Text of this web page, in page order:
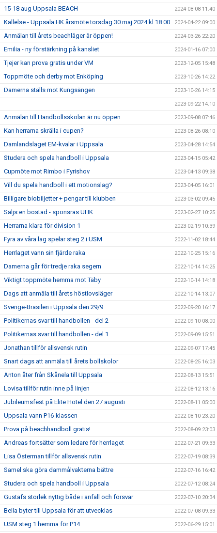
15-18 aug Uppsala BEACH 2024-08-08 11:40
Kallelse - Uppsala HK årsmöte torsdag 30 maj 2024 kl 18.00 2024-04-22 09:00
Anmälan till årets beachläger är öppen! 2024-03-26 22:20
Emilia - ny förstärkning på kansliet 2024-01-16 07:00
Tjejer kan prova gratis under VM 2023-12-05 15:48
Toppmöte och derby mot Enköping 2023-10-26 14:22
Damerna ställs mot Kungsängen 2023-10-26 14:15
2023-09-22 14:10
Anmälan till Handbollsskolan är nu öppen 2023-09-08 07:46
Kan herrarna skrälla i cupen? 2023-08-26 08:10
Damlandslaget EM-kvalar i Uppsala 2023-04-28 14:54
Studera och spela handboll i Uppsala 2023-04-15 05:42
Cupmöte mot Rimbo i Fyrishov 2023-04-13 09:38
Vill du spela handboll i ett motionslag? 2023-04-05 16:01
Billigare biobiljetter + pengar till klubben 2023-03-02 09:45
Säljs en bostad - sponsras UHK 2023-02-27 10:25
Herrarna klara för division 1 2023-02-19 10:39
Fyra av våra lag spelar steg 2 i USM 2022-11-02 18:44
Herrlaget vann sin fjärde raka 2022-10-25 15:16
Damerna går för tredje raka segern 2022-10-14 14:25
Viktigt toppmöte hemma mot Täby 2022-10-14 14:18
Dags att anmäla till årets höstlovsläger 2022-10-14 13:07
Sverige-Brasilen i Uppsala den 29/9 2022-09-20 16:17
Politikernas svar till handbollen - del 2 2022-09-10 08:00
Politikernas svar till handbollen - del 1 2022-09-09 15:51
Jonathan tillför allsvensk rutin 2022-09-07 17:45
Snart dags att anmäla till årets bollskolor 2022-08-25 16:03
Anton åter från Skånela till Uppsala 2022-08-13 15:51
Lovisa tillför rutin inne på linjen 2022-08-12 13:16
Jubileumsfest på Elite Hotel den 27 augusti 2022-08-11 05:00
Uppsala vann P16-klassen 2022-08-10 23:20
Prova på beachhandboll gratis! 2022-08-09 23:03
Andreas fortsätter som ledare för herrlaget 2022-07-21 09:33
Lisa Österman tillför allsvensk rutin 2022-07-19 08:39
Samel ska göra dammålvakterna bättre 2022-07-16 16:42
Studera och spela handboll i Uppsala 2022-07-12 08:24
Gustafs storlek nyttig både i anfall och försvar 2022-07-10 20:34
Bella byter till Uppsala för att utvecklas 2022-07-08 09:33
USM steg 1 hemma för P14 2022-06-29 15:01